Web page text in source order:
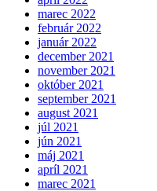
marec 2022
február 2022
január 2022
december 2021
november 2021
október 2021
september 2021
august 2021
júl 2021
jún 2021
máj 2021
apríl 2021
marec 2021